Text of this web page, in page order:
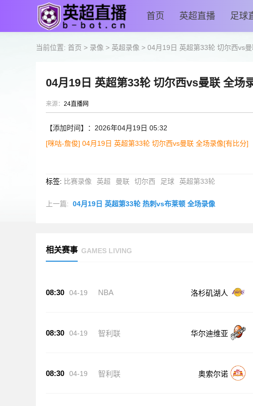
首页 英超直播 足球
当前位置: 首页 > 录像 > 英超录像 > 04月19日 英超第33轮 切尔西vs
04月19日 英超第33轮 切尔西vs曼联 全场
来源： 24直播网
【添加时间】：2026年04月19日 05:32
[咪咕-詹俊] 04月19日 英超第33轮 切尔西vs曼联 全场录像[有比分]
标签: 比赛录像 英超 曼联 切尔西 足球 英超第33轮
上一篇: 04月19日 英超第33轮 热刺vs布莱顿 全场录像
相关赛事 GAMES LIVING
08:30 04-19 NBA 洛杉矶湖人
08:30 04-19 智利联 华尔迪维亚
08:30 04-19 智利联 奥索尔诺